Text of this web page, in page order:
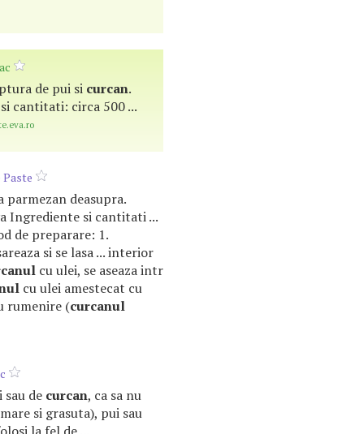
de pui si curcan.
cantitati: circa 500 ...
Paste
parmezan deasupra.
Ingrediente si cantitati ...
de preparare: 1.
si se lasa ... interior
cu ulei, se aseaza intr
cu ulei amestecat cu
rumenire (curcanul
sau de curcan, ca sa nu
si grasuta), pui sau